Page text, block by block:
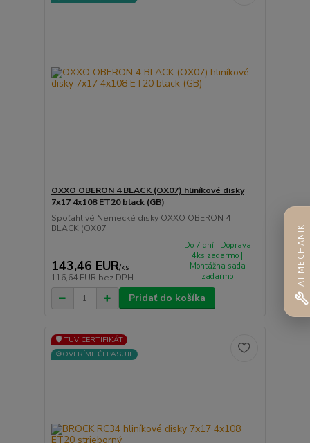
OXXO OBERON 4 BLACK (OX07) hliníkové disky
7x17 4x108 ET20 black (GB)
Spoľahlivé Nemecké disky OXXO OBERON 4
BLACK (OX07...
143,46 EUR/ks
116,64 EUR bez DPH
Do 7 dní | Doprava
4ks zadarmo |
Montážna sada
zadarmo
Pridať do košíka
🛡️ TÜV CERTIFIKÁT
⚙️OVERÍME ČI PASUJE
AI MECHANIK